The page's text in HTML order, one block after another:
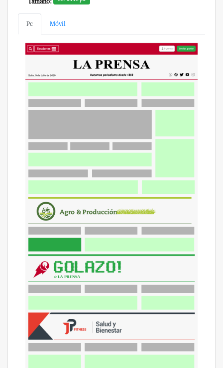
Tamaño:
Pc Móvil